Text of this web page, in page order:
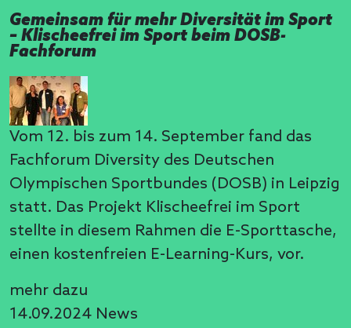
Gemeinsam für mehr Diversität im Sport
– Klischeefrei im Sport beim DOSB-
Fachforum
Vom 12. bis zum 14. September fand das
Fachforum Diversity des Deutschen
Olympischen Sportbundes (DOSB) in Leipzig
statt. Das Projekt Klischeefrei im Sport
stellte in diesem Rahmen die E-Sporttasche,
einen kostenfreien E-Learning-Kurs, vor.
mehr dazu
14.09.2024 News